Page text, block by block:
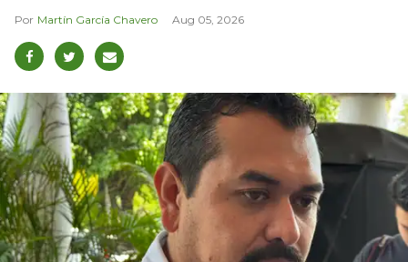
Martín García Chavero Aug 05, 2026